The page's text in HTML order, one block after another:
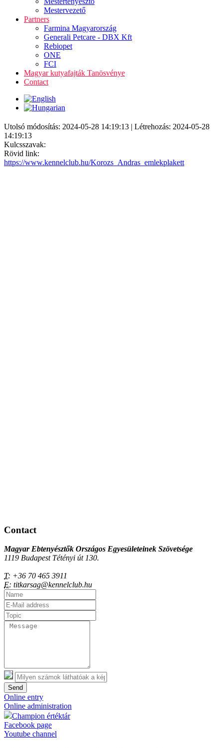
Mestervezető
Partners
Farmina Magyarország
Generali Petcare - DBX Kft
Rebiopet
ONE
FCI
Magyar kutyafajták Tanösvénye
Contact
Utolsó módosítás: 2024-05-28 14:19:13 | Létrehozás: 2024-05-28
14:19:13
Kulcsszavak:
Rövid link:
https://www.kennelclub.hu/Korozs_Andras_emlekplakett
Contact
Magyar Ebtenyésztők Országos Egyesületeinek Szövetsége
1119 Budapest Tétényi út 130.
T: +36 70 465 3911
E: titkarsag@kennelclub.hu
Send
Online entry
Online administration
Champion értéktár
Facebook page
Youtube channel